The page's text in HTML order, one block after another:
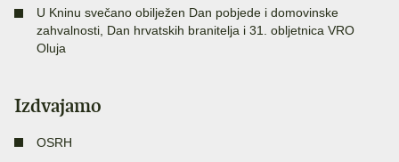
U Kninu svečano obilježen Dan pobjede i domovinske
zahvalnosti, Dan hrvatskih branitelja i 31. obljetnica VRO
Oluja
Izdvajamo
OSRH